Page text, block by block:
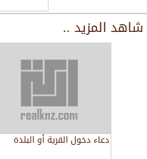
شاهد المزيد ..
دعاء دخول القرية أو البلدة